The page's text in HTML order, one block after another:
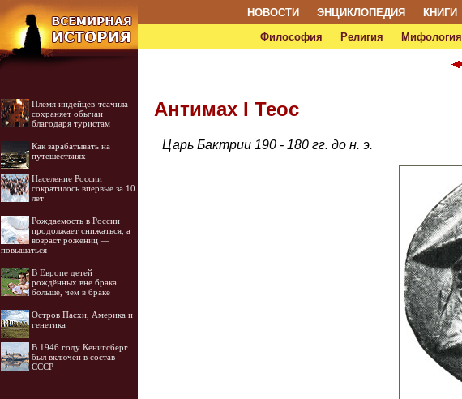
НОВОСТИ ЭНЦИКЛОПЕДИЯ КНИГИ
Философия
Религия Мифология
Племя индейцев-тсачила
сохраняет обычаи
благодаря туристам
Как зарабатывать на
путешествиях
Население России
сократилось впервые за 10
лет
Рождаемость в России
продолжает снижаться, а
возраст рожениц —
повышаться
В Европе детей
рождённых вне брака
больше, чем в браке
Остров Пасхи, Америка и
генетика
В 1946 году Кенигсберг
был включен в состав
СССР
Антимах I Теос
Царь Бактрии 190 - 180 гг. до н. э.